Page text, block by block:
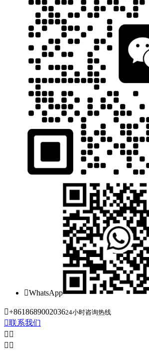
WhatsApp
+861868900203624小时咨询热线
联系我们
 
 